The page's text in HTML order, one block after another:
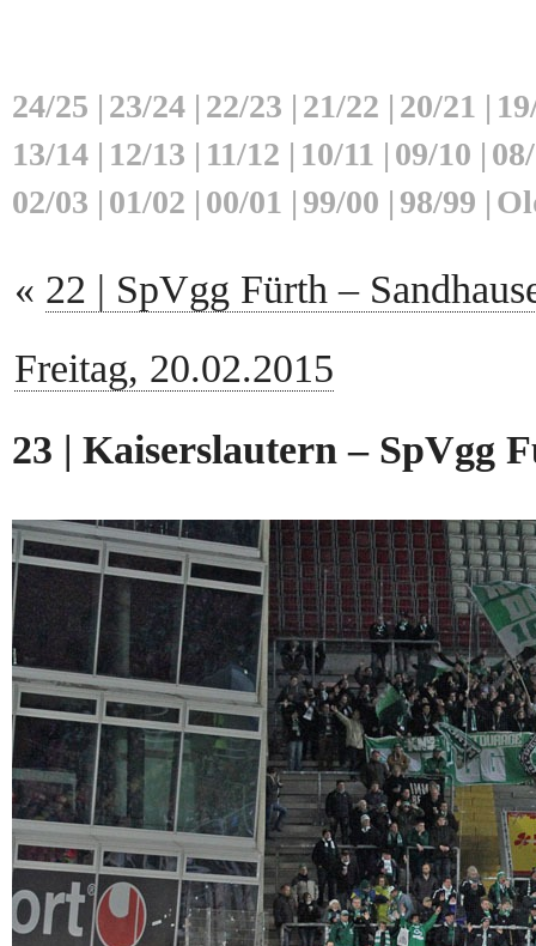
24/25 | 23/24 | 22/23 | 21/22 | 20/21 |
13/14 | 12/13 | 11/12 | 10/11 | 09/10 |
02/03 | 01/02 | 00/01 | 99/00 | 98/99 |
« 22 | SpVgg Fürth –
Freitag, 20.02.2015
23 | Kaiserslautern – SpVgg